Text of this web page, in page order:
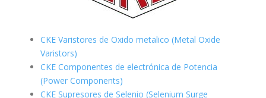
CKE Varistores de Oxido metalico (Metal Oxide
Varistors)
CKE Componentes de electrónica de Potencia
(Power Components)
CKE Supresores de Selenio (Selenium Surge